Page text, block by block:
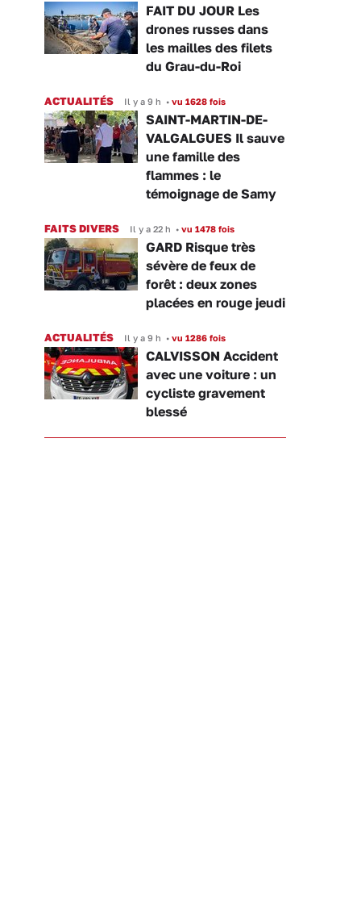
FAIT DU JOUR Les
drones russes dans
les mailles des filets
du Grau-du-Roi
ACTUALITÉS Il y a 9 h • vu 1628 fois
SAINT-MARTIN-DE-
VALGALGUES Il sauve
une famille des
flammes : le
témoignage de Samy
FAITS DIVERS Il y a 22 h • vu 1478 fois
GARD Risque très
sévère de feux de
forêt : deux zones
placées en rouge jeudi
ACTUALITÉS Il y a 9 h • vu 1286 fois
CALVISSON Accident
avec une voiture : un
cycliste gravement
blessé